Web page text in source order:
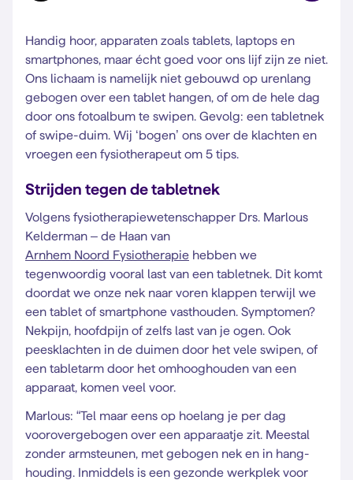
Handig hoor, apparaten zoals tablets, laptops en
smartphones, maar écht goed voor ons lijf zijn ze niet.
Ons lichaam is namelijk niet gebouwd op urenlang
gebogen over een tablet hangen, of om de hele dag
door ons fotoalbum te swipen. Gevolg: een tabletnek
of swipe-duim. Wij ‘bogen’ ons over de klachten en
vroegen een fysiotherapeut om 5 tips.
Strijden tegen de tabletnek
Volgens fysiotherapiewetenschapper Drs. Marlous
Kelderman – de Haan van
Arnhem Noord Fysiotherapie hebben we
tegenwoordig vooral last van een tabletnek. Dit komt
doordat we onze nek naar voren klappen terwijl we
een tablet of smartphone vasthouden. Symptomen?
Nekpijn, hoofdpijn of zelfs last van je ogen. Ook
peesklachten in de duimen door het vele swipen, of
een tabletarm door het omhooghouden van een
apparaat, komen veel voor.
Marlous: “Tel maar eens op hoelang je per dag
voorovergebogen over een apparaatje zit. Meestal
zonder armsteunen, met gebogen nek en in hang-
houding. Inmiddels is een gezonde werkplek voor